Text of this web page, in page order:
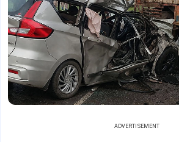
ADVERTISEMENT